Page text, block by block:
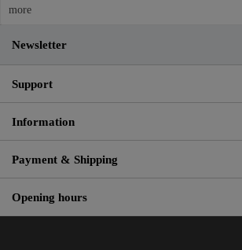
more
Newsletter
Support
Information
Payment & Shipping
Opening hours